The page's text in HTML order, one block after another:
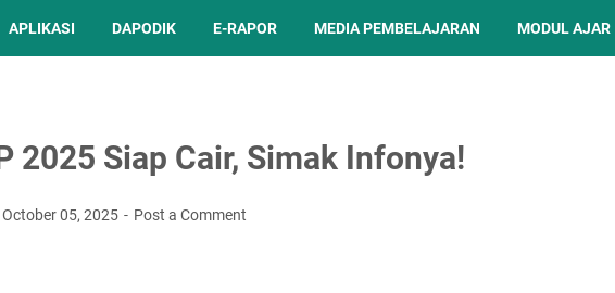
APLIKASI DAPODIK E-RAPOR MEDIA PEMBELAJARAN MODUL AJAR
2025 Siap Cair, Simak Infonya!
October 05, 2025 Post a Comment